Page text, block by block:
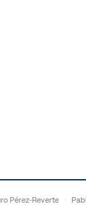
Pérez-Reverte